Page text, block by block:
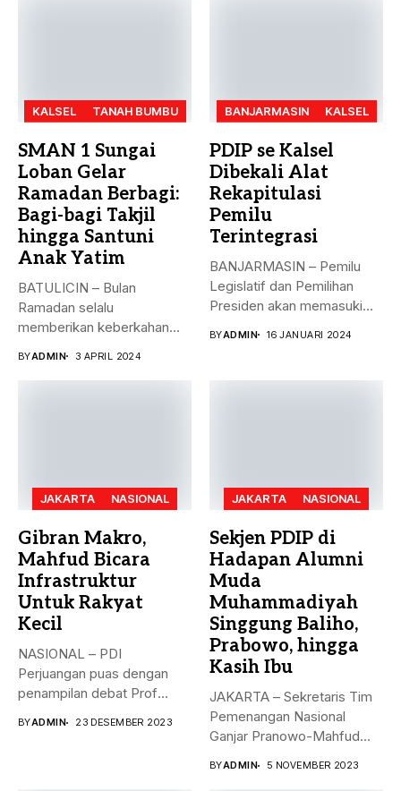
KALSEL TANAH BUMBU
SMAN 1 Sungai
Loban Gelar
Ramadan Berbagi:
Bagi-bagi Takjil
hingga Santuni
Anak Yatim
BATULICIN – Bulan
Ramadan selalu
memberikan keberkahan
BYADMIN 3 APRIL 2024
BANJARMASIN KALSEL
PDIP se Kalsel
Dibekali Alat
Rekapitulasi
Pemilu
Terintegrasi
BANJARMASIN – Pemilu
Legislatif dan Pemilihan
Presiden akan memasuki
BYADMIN 16 JANUARI 2024
JAKARTA NASIONAL
Gibran Makro,
Mahfud Bicara
Infrastruktur
Untuk Rakyat
Kecil
NASIONAL – PDI
Perjuangan puas dengan
penampilan debat Prof
BYADMIN 23 DESEMBER 2023
JAKARTA NASIONAL
Sekjen PDIP di
Hadapan Alumni
Muda
Muhammadiyah
Singgung Baliho,
Prabowo, hingga
Kasih Ibu
JAKARTA – Sekretaris Tim
Pemenangan Nasional
Ganjar Pranowo-Mahfud
BYADMIN 5 NOVEMBER 2023